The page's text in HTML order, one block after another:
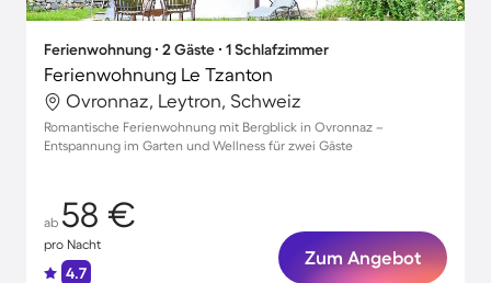
Ferienwohnung ∙ 2 Gäste ∙ 1 Schlafzimmer
Ferienwohnung Le Tzanton
Ovronnaz, Leytron, Schweiz
Romantische Ferienwohnung mit Bergblick in Ovronnaz –
Entspannung im Garten und Wellness für zwei Gäste
ab 58 €
pro Nacht
4.7
Zum Angebot